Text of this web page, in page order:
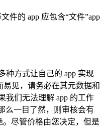
件的 app 应包含“文件”app
种方式让自己的 app 实现
见，请务必在其元数据和
我们无法理解 app 的工作
么一目了然，则审核会有
。尽管价格由您决定，但是